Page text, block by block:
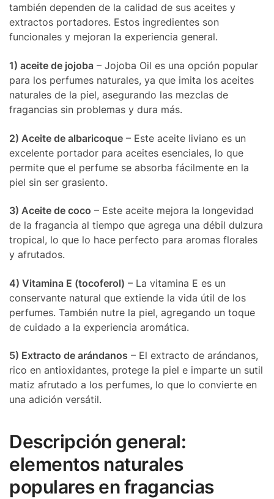
también dependen de la calidad de sus aceites y
extractos portadores. Estos ingredientes son
funcionales y mejoran la experiencia general.
1) aceite de jojoba – Jojoba Oil es una opción popular
para los perfumes naturales, ya que imita los aceites
naturales de la piel, asegurando las mezclas de
fragancias sin problemas y dura más.
2) Aceite de albaricoque – Este aceite liviano es un
excelente portador para aceites esenciales, lo que
permite que el perfume se absorba fácilmente en la
piel sin ser grasiento.
3) Aceite de coco – Este aceite mejora la longevidad
de la fragancia al tiempo que agrega una débil dulzura
tropical, lo que lo hace perfecto para aromas florales
y afrutados.
4) Vitamina E (tocoferol) – La vitamina E es un
conservante natural que extiende la vida útil de los
perfumes. También nutre la piel, agregando un toque
de cuidado a la experiencia aromática.
5) Extracto de arándanos – El extracto de arándanos,
rico en antioxidantes, protege la piel e imparte un sutil
matiz afrutado a los perfumes, lo que lo convierte en
una adición versátil.
Descripción general:
elementos naturales
populares en fragancias